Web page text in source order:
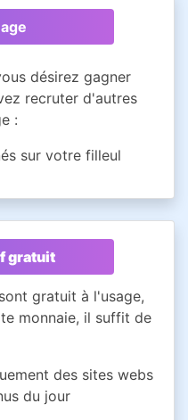
désirez gagner
recruter d'autres
:
sur votre filleul
gratuit
gratuit à l'usage,
monnaie, il suffit de
des sites webs
du jour